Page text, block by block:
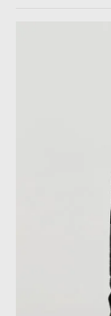
Bildergalerie